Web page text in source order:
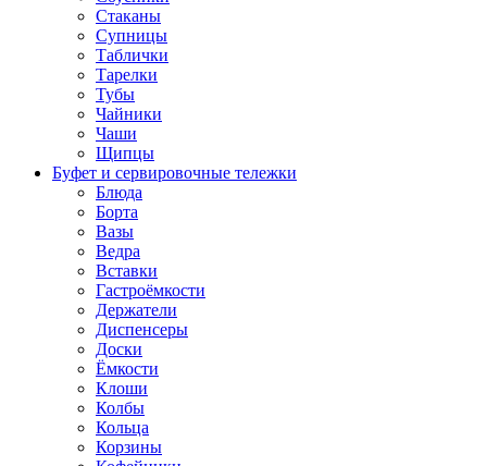
Стаканы
Супницы
Таблички
Тарелки
Тубы
Чайники
Чаши
Щипцы
Буфет и сервировочные тележки
Блюда
Борта
Вазы
Ведра
Вставки
Гастроёмкости
Держатели
Диспенсеры
Доски
Ёмкости
Клоши
Колбы
Кольца
Корзины